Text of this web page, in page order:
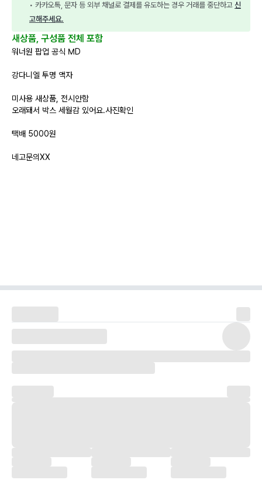
• 카카오톡, 문자 등 외부 채널로 결제를 유도하는 경우 거래를 중단하고 신
고해주세요.
새상품, 구성품 전체 포함
워너원 팝업 공식 MD
강다니엘 투명 액자
미사용 새상품, 전시안함
오래돼서 박스 세월감 있어요.사진확인
택배 5000원